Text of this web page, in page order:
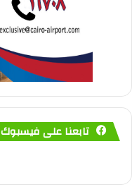
تابعنا على فيسبوك